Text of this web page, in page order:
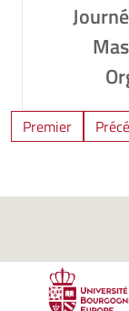
Premier